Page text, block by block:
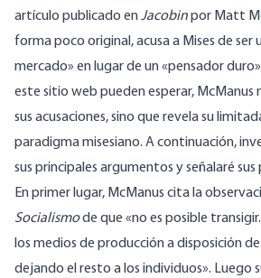
artículo publicado enJacobinpor Matt
forma poco original, acusa a Mises de ser
mercado» en lugar de un «pensador
este sitio web pueden esperar,
sus acusaciones, sino que revela su
paradigma misesiano. A continuación,
sus principales argumentos y señalaré sus
En primer lugar, McManus cita la
Socialismode que «no es posible
los medios de producción a disposición
dejando el resto a los individuos». Luego